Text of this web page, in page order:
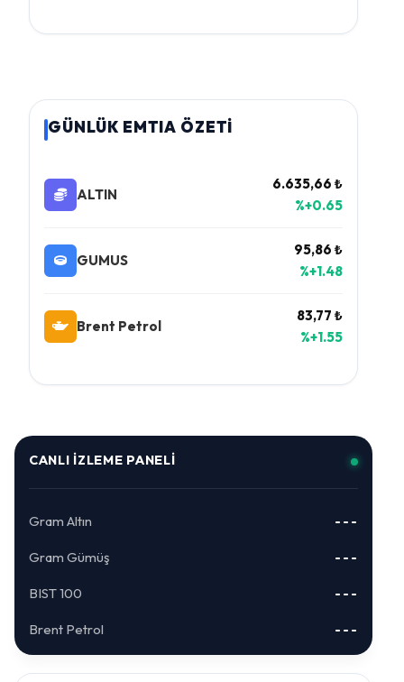
GÜNLÜK EMTIA ÖZETİ
ALTIN
6.635,66 ₺
%+0.65
GUMUS
95,86 ₺
%+1.48
Brent Petrol
83,77 ₺
%+1.55
CANLI İZLEME PANELI
Gram Altın ---
Gram Gümüş ---
BIST 100 ---
Brent Petrol ---